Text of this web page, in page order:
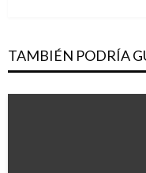
TAMBIÉN PODRÍA